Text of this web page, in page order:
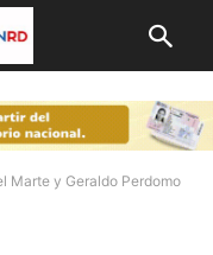
Marte y Geraldo Perdomo